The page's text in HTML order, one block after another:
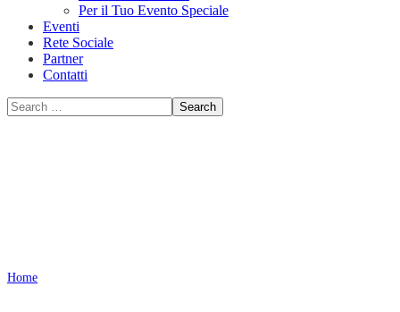
Per il Tuo Evento Speciale
Eventi
Rete Sociale
Partner
Contatti
Home